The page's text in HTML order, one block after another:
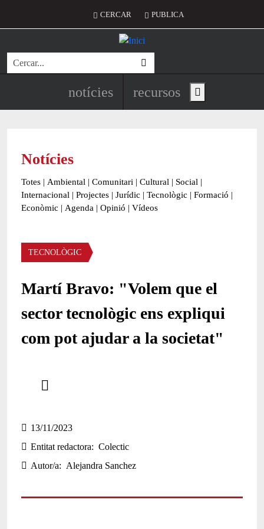
Menú del compte d'usuari
CERCAR PUBLICA
Cerca
Navegació principal de
notícies recursos Show main menu
Notícies
Totes | Ambiental | Comunitari | Cultural | Social |
Internacional | Projectes | Jurídic | Tecnològic | Formació |
Econòmic | Agenda | Opinió | Vídeos
Àmbit de la notícia
TECNOLÒGIC
Martí Bravo: "Volem que el
sector tecnològic ens expliqui
com pot ajudar a la societat"
13/11/2023
Entitat redactora
Colectic
Autor/a
Alejandra Sanchez